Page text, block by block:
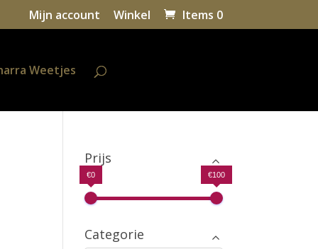
Mijn account Winkel Items 0
Weetjes
Prijs
€0 €100
Categorie